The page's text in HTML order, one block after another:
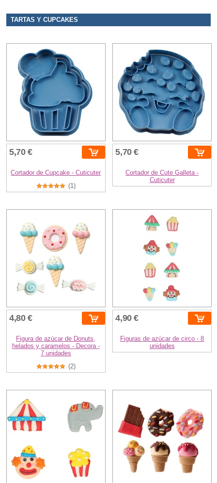
TARTAS Y CUPCAKES
5,70 €
Cortador de Cupcake - Cuticuter
(1)
5,70 €
Cortador de Cute Galleta -
Cuticuter
4,80 €
Figura de azúcar de Donuts,
helados y caramelos - Decora -
7 unidades
(2)
4,90 €
Figuras de azúcar de circo - 8
unidades